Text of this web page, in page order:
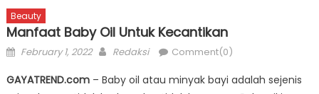
Beauty
Manfaat Baby Oil Untuk Kecantikan
Posted
February 1, 2022 Author
Redaksi Comment(0)
GAYATREND.com– Baby oil atau minyak bayi adalah sejenis